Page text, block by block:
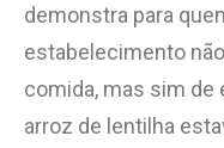
demonstra para
estabelecimento
comida, mas sim de
arroz de lentilha